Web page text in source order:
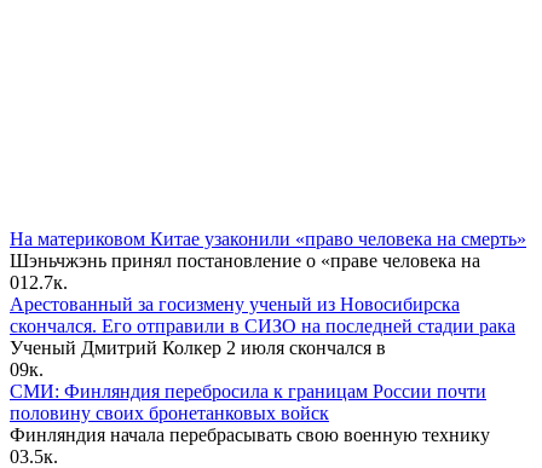
На материковом Китае узаконили «право человека на смерть»
Шэньчжэнь принял постановление о «праве человека на
012.7к.
Арестованный за госизмену ученый из Новосибирска
скончался. Его отправили в СИЗО на последней стадии рака
Ученый Дмитрий Колкер 2 июля скончался в
09к.
СМИ: Финляндия перебросила к границам России почти
половину своих бронетанковых войск
Финляндия начала перебрасывать свою военную технику
03.5к.